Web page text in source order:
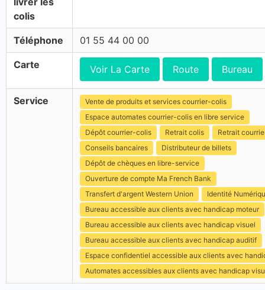
colis
Téléphone 01 55 44 00 00
Carte Voir La Carte Route Bureau
Service
Vente de produits et services courrier-colis
Espace automates courrier-colis en libre service
Dépôt courrier-colis
Retrait colis
Retrait
Conseils bancaires
Distributeur de billets
Dépôt de chèques en libre-service
Ouverture de compte Ma French Bank
Transfert d'argent Western Union
Identité
Bureau accessible aux clients avec handicap moteur
Bureau accessible aux clients avec handicap visuel
Bureau accessible aux clients avec handicap auditif
Espace confidentiel accessible aux clients avec
Automates accessibles aux clients avec handicap